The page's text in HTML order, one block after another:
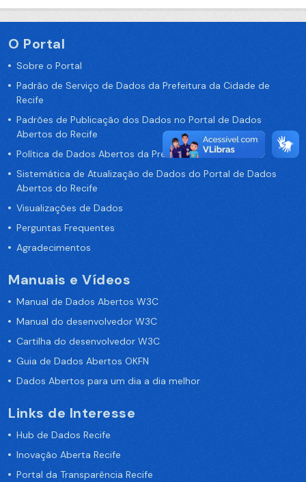
O Portal
Sobre o Portal
Padrão de Serviço de Dados da Prefeitura da Cidade de
Recife
Padrões de Publicação dos Dados no Portal de Dados
Abertos do Recife
Política de Dados Abertos da Prefeitura do Recife
Sistemática de Atualização de Dados do Portal de Dados
Abertos do Recife
Visualizações de Dados
Perguntas Frequentes
Agradecimentos
Manuais e Vídeos
Manual de Dados Abertos W3C
Manual do desenvolvedor W3C
Cartilha do desenvolvedor W3C
Guia de Dados Abertos OKFN
Dados Abertos para um dia a dia melhor
Links de Interesse
Hub de Dados Recife
Inovação Aberta Recife
Portal da Transparência Recife